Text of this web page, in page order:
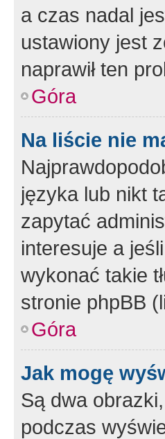
a czas nadal
ustawiony jest
naprawił ten
Góra
Na liście nie
języka lub nikt
zapytać
interesuje a
wykonać takie
stronie phpBB
Góra
Jak mogę
Są dwa
podczas